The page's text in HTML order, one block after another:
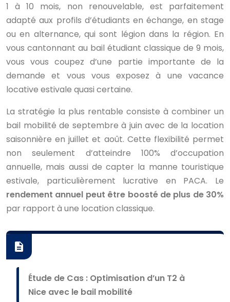
1 à 10 mois, non renouvelable, est parfaitement
adapté aux profils d’étudiants en échange, en stage
ou en alternance, qui sont légion dans la région. En
vous cantonnant au bail étudiant classique de 9 mois,
vous vous coupez d’une partie importante de la
demande et vous vous exposez à une vacance
locative estivale quasi certaine.
La stratégie la plus rentable consiste à combiner un
bail mobilité de septembre à juin avec de la location
saisonnière en juillet et août. Cette flexibilité permet
non seulement d’atteindre 100% d’occupation
annuelle, mais aussi de capter la manne touristique
estivale, particulièrement lucrative en PACA. Le
rendement annuel peut être boosté de plus de 30%
par rapport à une location classique.
Étude de Cas : Optimisation d’un T2 à
Nice avec le bail mobilité